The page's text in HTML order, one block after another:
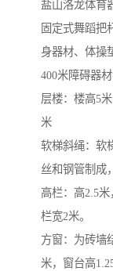
盐山洛龙体育
固定式舞蹈把
身器材、体操
400米障碍器材
层楼：楼高5
米
软梯斜绳：软
丝和钢管制成
高栏：高2.5米
栏宽2米。
方窗：为砖墙
米，窗台高